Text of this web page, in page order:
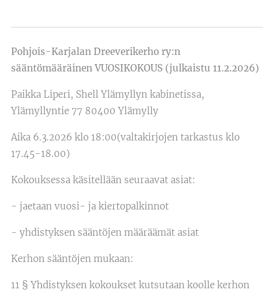
Pohjois-Karjalan Dreeverikerho ry:n
sääntömääräinenVUOSIKOKOUS (julkaistu 11.2.2026)
Paikka Liperi, Shell Ylämyllyn kabinetissa,
Ylämyllyntie 77 80400 Ylämylly
Aika 6.3.2026 klo 18:00(valtakirjojen tarkastus klo
17.45-18.00)
Kokouksessa käsitellään seuraavat asiat:
- jaetaan vuosi- ja kiertopalkinnot
- yhdistyksen sääntöjen määräämät asiat
Kerhon sääntöjen mukaan:
11 § Yhdistyksen kokoukset kutsutaan koolle kerhon